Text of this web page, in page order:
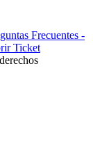
Frecuentes -
Ticket